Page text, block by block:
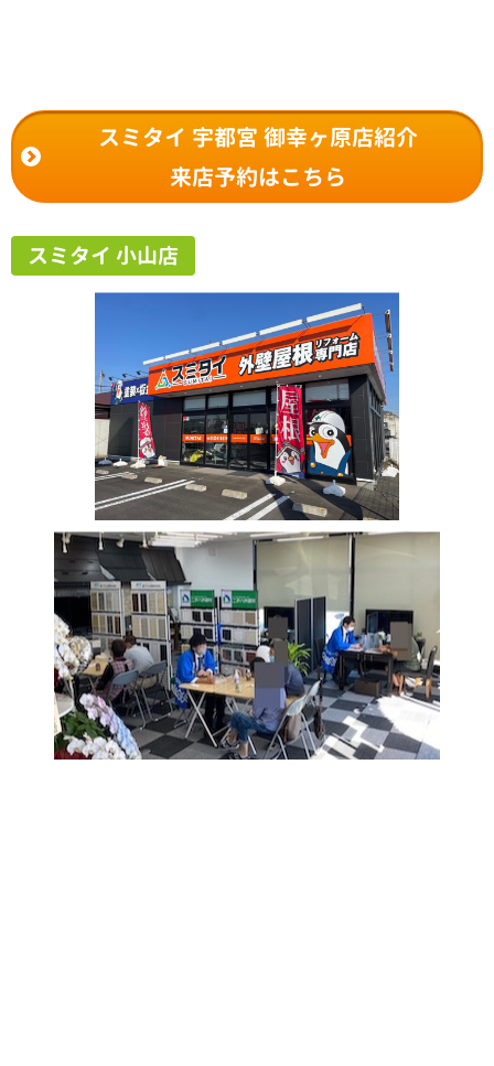
スミタイ 宇都宮 御幸ヶ原店紹介
来店予約はこちら
スミタイ 小山店